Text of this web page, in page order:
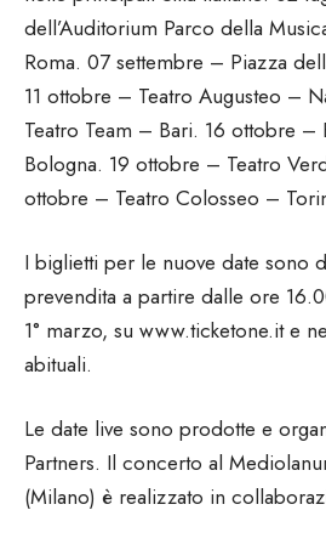
dell’Auditorium Parco della
Roma. 07 settembre – Piazza
11 ottobre – Teatro Augusteo –
Teatro Team – Bari. 16 ottobre
Bologna. 19 ottobre – Teatro
ottobre – Teatro Colosseo –
I biglietti per le nuove date sono
prevendita a partire dalle ore
1° marzo, su www.ticketone.it e
abituali.
Le date live sono prodotte e
Partners. Il concerto al
(Milano) è realizzato in